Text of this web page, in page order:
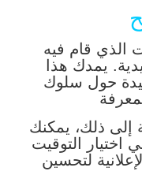
الذي قام فيه
يمدك هذا
حول سلوك
إلى ذلك، يمكنك
اختيار التوقيت
لتحسين